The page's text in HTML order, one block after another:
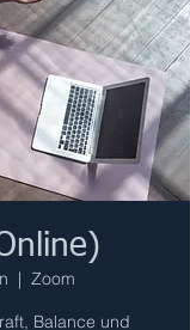
  |
Zoom
Balance und